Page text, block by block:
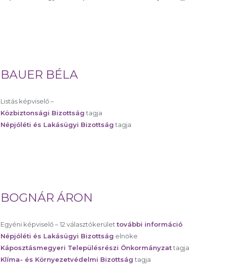
BAUER BÉLA
Listás képviselő –
Közbiztonsági Bizottságtagja
Népjóléti és Lakásügyi Bizottságtagja
BOGNÁR ÁRON
Egyéni képviselő – 12 választókerülettovábbi információ
Népjóléti és Lakásügyi Bizottság elnöke
Káposztásmegyeri Településrészi Önkormányzattagja
Klíma- és Környezetvédelmi Bizottságtagja